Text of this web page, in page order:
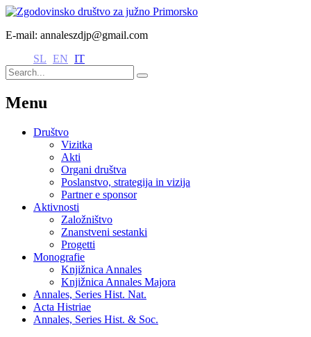
E-mail: annaleszdjp@gmail.com
SL EN IT
Menu
Društvo
Vizitka
Akti
Organi društva
Poslanstvo, strategija in vizija
Partner e sponsor
Aktivnosti
Založništvo
Znanstveni sestanki
Progetti
Monografie
Knjižnica Annales
Knjižnica Annales Majora
Annales, Series Hist. Nat.
Acta Histriae
Annales, Series Hist. & Soc.